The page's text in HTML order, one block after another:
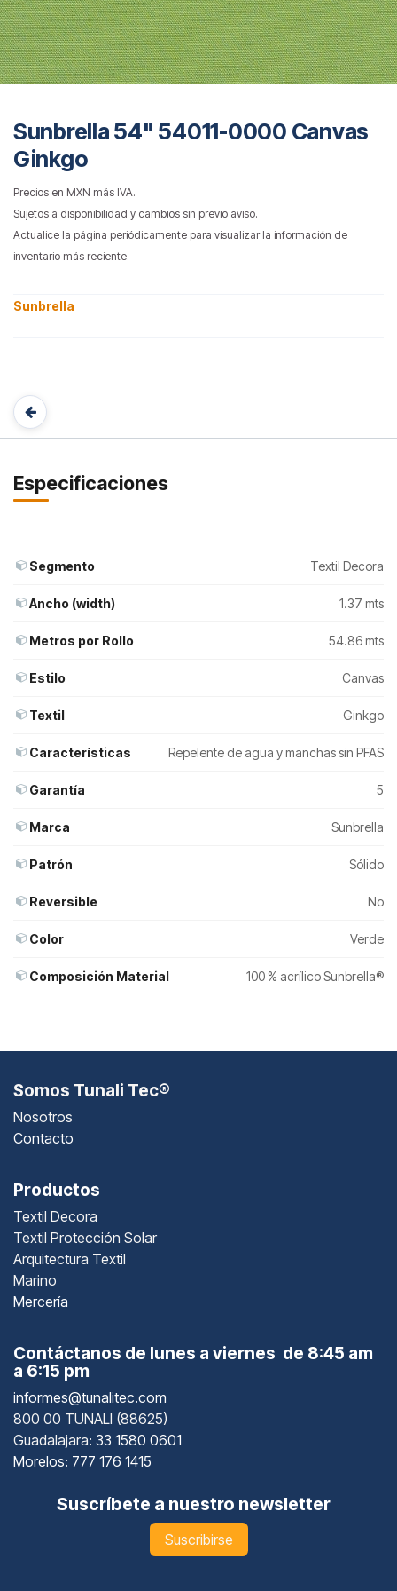
Sunbrella 54" 54011-0000 Canvas
Ginkgo
Precios en MXN más IVA.
Sujetos a disponibilidad y cambios sin previo aviso.
Actualice la página periódicamente para visualizar la información de
inventario más reciente.
Sunbrella
Especificaciones
Segmento Textil Decora
Ancho (width) 1.37 mts
Metros por Rollo 54.86 mts
Estilo Canvas
Textil Ginkgo
Características Repelente de agua y manchas sin PFAS
Garantía 5
Marca Sunbrella
Patrón Sólido
Reversible No
Color Verde
Composición Material 100 % acrílico Sunbrella®
Somos Tunali Tec®
Nosotros
Contacto
Productos
Textil Decora
Textil Protección Solar
Arquitectura Textil
Marino
Mercería
Contáctanos de lunes a viernes de 8:45 am
a 6:15 pm
informes@tunalitec.com
800 00 TUNALI (88625)
Guadalajara: 33 1580 0601
Morelos: 777 176 1415
Suscríbete a nuestro newsletter
Suscribirse